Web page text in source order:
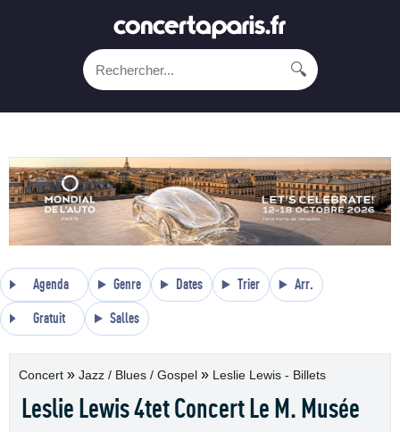
🔍
Agenda Genre Dates Trier Arr.
Gratuit Salles
Concert » Jazz / Blues / Gospel » Leslie Lewis - Billets
Leslie Lewis 4tet Concert Le M. Musée